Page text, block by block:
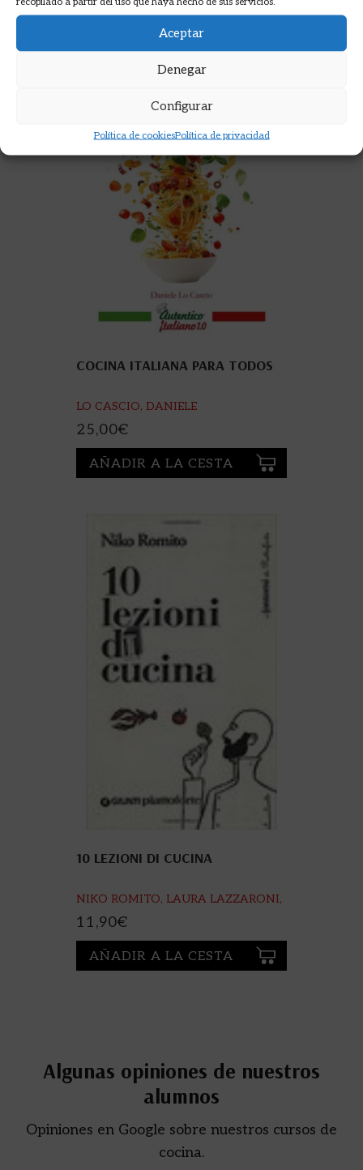
Aceptar
Denegar
Configurar
Política de cookiesPolítica de privacidad
COCINA ITALIANA PARA TODOS
LO CASCIO, DANIELE
25,00€
AÑADIR A LA CESTA
10 LEZIONI DI CUCINA
NIKO ROMITO, LAURA LAZZARONI,
G. BISCALCHIN (ILLUSTRATORE)
11,90€
AÑADIR A LA CESTA
Algunas opiniones de nuestros
alumnos
Opiniones en Google sobre nuestros cursos de
cocina.